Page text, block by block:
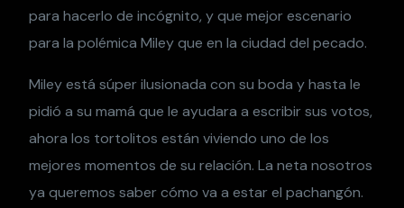
para hacerlo de incógnito, y que mejor escenario
para la polémica Miley que en la ciudad del pecado.
Miley está súper ilusionada con su boda y hasta le
pidió a su mamá que le ayudara a escribir sus votos,
ahora los tortolitos están viviendo uno de los
mejores momentos de su relación. La neta nosotros
ya queremos saber cómo va a estar el pachangón.